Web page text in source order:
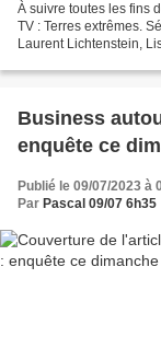
À suivre toutes les fins
TV : Terres extrêmes.
Laurent Lichtenstein,
Business
enquête ce
Publié le 09/07/2023 à
Par Pascal 09/07 6h35